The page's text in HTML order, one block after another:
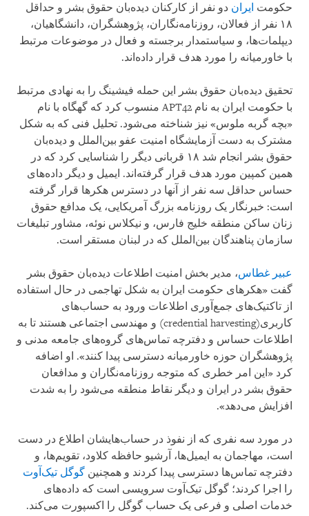
حکومت ایران دو نفر از کارکنان دیده‌بان حقوق بشر و حداقل
۱۸ نفر از فعالان، روزنامه‌نگاران، پژوهشگران، دانشگاهیان،
دیپلمات‌ها، و سیاستمدار برجسته و فعال در موضوعات مرتبط
با خاورمیانه را مورد هدف قرار داده‌اند.
تحقیق دیده‌بان حقوق بشر این حمله فیشینگ را به نهادی مرتبط
با حکومت ایران به نام APT42 منسوب کرد که گهگاه با نام
«بچه گربه ملوس» نیز شناخته می‌شود. تحلیل فنی که به شکل
مشترک به دست آزمایشگاه امنیت عفو بین‌الملل و دیده‌بان
حقوق بشر انجام شد ۱۸ قربانی دیگر را شناسایی کرد که در
همین کمپین مورد هدف قرار گرفته‌اند. ایمیل و دیگر داده‌های
حساس حداقل سه نفر از آنها در دسترس هکرها قرار گرفته
است: خبرنگار یک روزنامه بزرگ آمریکایی، یک مدافع حقوق
زنان ساکن منطقه خلیج فارس، و نیکلاس نوئه، مشاور تبلیغات
سازمان پناهندگان بین‌الملل که در لبنان مستقر است.
عبیر غطاس، مدیر بخش امنیت اطلاعات دیده‌بان حقوق بشر
گفت «هکرهای حکومت ایران به شکل تهاجمی در حال استفاده
از تاکتیک‌های جمع‌آوری اطلاعات ورود به حساب‌های
کاربری(credential harvesting) و مهندسی اجتماعی هستند تا به
اطلاعات حساس و دفترچه تماس‌های گروه‌های جامعه مدنی و
پژوهشگران حوزه خاورمیانه دسترسی پیدا کنند». او اضافه
کرد «این امر خطری که متوجه روزنامه‌نگاران و مدافعان
حقوق بشر در ایران و دیگر نقاط منطقه می‌شود را به شدت
افزایش می‌دهد».
در مورد سه نفری که از نفوذ در حساب‌هایشان اطلاع در دست
است، مهاجمان به ایمیل‌ها، آرشیو حافظه کلاود، تقویم‌ها، و
دفترچه تماس‌ها دسترسی پیدا کردند و همچنین گوگل تیک‌آوت
را اجرا کردند؛ گوگل تیک‌آوت سرویسی است که داده‌های
خدمات اصلی و فرعی یک حساب گوگل را اکسپورت می‌کند.